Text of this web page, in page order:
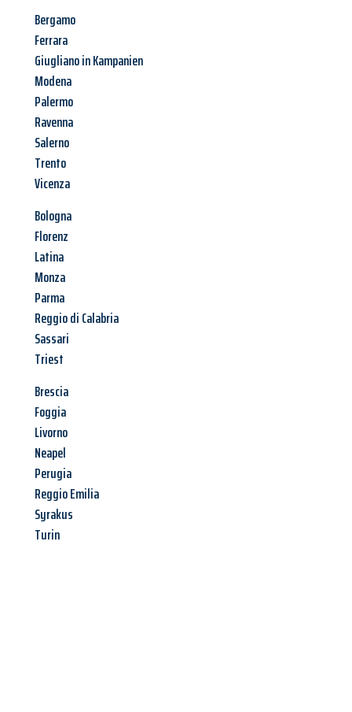
Bergamo
Ferrara
Giugliano in Kampanien
Modena
Palermo
Ravenna
Salerno
Trento
Vicenza
Bologna
Florenz
Latina
Monza
Parma
Reggio di Calabria
Sassari
Triest
Brescia
Foggia
Livorno
Neapel
Perugia
Reggio Emilia
Syrakus
Turin